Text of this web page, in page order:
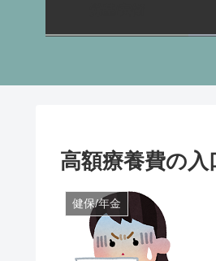
高額療養費の
健保/年金